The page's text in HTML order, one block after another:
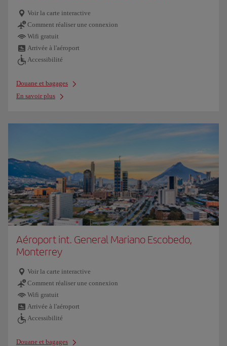
Voir la carte interactive
Comment réaliser une connexion
Wifi gratuit
Arrivée à l'aéroport
Accessibilité
Douane et bagages
En savoir plus
Aéroport int. General Mariano Escobedo,
Monterrey
Voir la carte interactive
Comment réaliser une connexion
Wifi gratuit
Arrivée à l'aéroport
Accessibilité
Douane et bagages